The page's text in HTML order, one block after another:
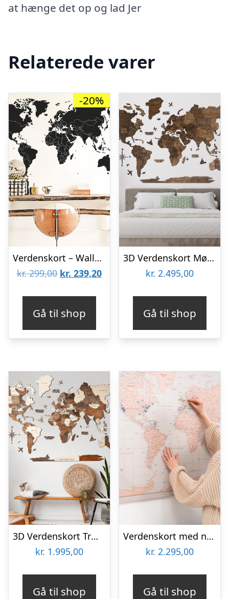
at hænge det op og lad Jer
Relaterede varer
-20%
Verdenskort – Wallsticker
kr.299,00 Den
kr. 299,00.
kr. 239,20Den
kr. 239,20.
Gå til shop
3D Verdenskort Mørk Valnød Large (150 x 90 cm)
kr. 2.495,00
Gå til shop
3D Verdenskort Træ Multifarvet Medium (100 x 60 cm) Dansk (Leveringstid: 1-3 hverdage)
kr. 1.995,00
Gå til shop
Verdenskort med nåle på lærred Antique S (50 x 75 cm) Ingen ramme
kr. 2.295,00
Gå til shop